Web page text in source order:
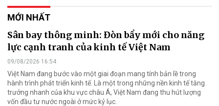
MỚI NHẤT
Sân bay thông minh: Đòn bẩy mới cho năng
lực cạnh tranh của kinh tế Việt Nam
09/08/2026 16:54
Việt Nam đang bước vào một giai đoạn mang tính bản lề trong
hành trình phát triển kinh tế. Là một trong những nền kinh tế tăng
trưởng nhanh của khu vực châu Á, Việt Nam đang thu hút lượng
vốn đầu tư nước ngoài ở mức kỷ lục.